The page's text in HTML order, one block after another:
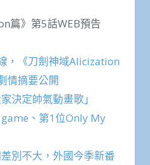
篇》第5話WEB預告
，《刀劍神域Alicization
情摘要公開
決定帥氣動畫歌」
、第1位Only My
別不大，外國今季新番